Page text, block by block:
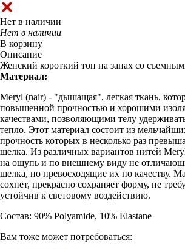
Нет в наличии
Нет в наличии
В корзину
Описание
Женский короткий топ на запах со
Материал:
Meryl (nair) - "дышащая", легкая ткань,
повышенной прочностью и хорошими
качествами, позволяющими телу
тепло. Этот материал состоит из
прочность которых в несколько раз
шелка. Из различных вариантов нитей
на ощупь и по внешнему виду не
шелка, но превосходящие их по качеству.
сохнет, прекрасно сохраняет форму, не
устойчив к световому воздействию.
Состав: 90% Polyamide, 10% Elastane
Вам тоже может потребоваться: